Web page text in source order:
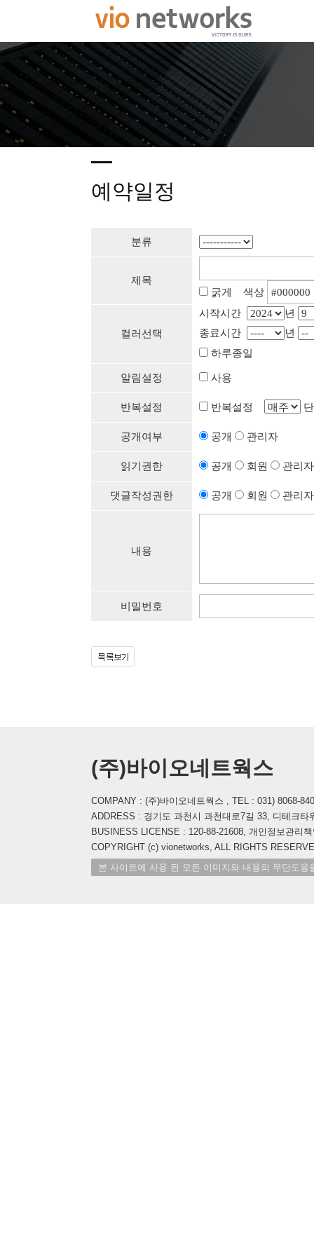
예약일정
분류
제목
굵게 색상
컬러선택
시작시간
년
종료시간
년
하루종일
알림설정 사용
반복설정 반복설정
공개여부 공개 관리자
읽기권한 공개 회원 관리자
댓글작성권한 공개 회원 관리자
내용
비밀번호
(주)바이오네트웍스
COMPANY : (주)바이오네트웍스 , TEL : 031) 8068-
ADDRESS : 경기도 과천시 과천대로7길 33, 디테크타
BUSINESS LICENSE : 120-88-21608, 개인정보관리
COPYRIGHT (c) vionetworks, ALL RIGHTS
본 사이트에 사용 된 모든 이미지와 내용의 무단도